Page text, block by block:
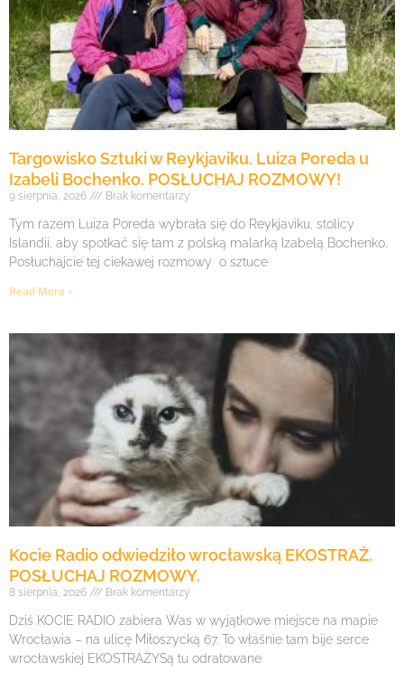
Targowisko Sztuki w Reykjaviku. Luiza Poreda u
Izabeli Bochenko. POSŁUCHAJ ROZMOWY!
9 sierpnia, 2026 Brak komentarzy
Tym razem Luiza Poreda wybrała się do Reykjaviku, stolicy
Islandii, aby spotkać się tam z polską malarką Izabelą Bochenko.
Posłuchajcie tej ciekawej rozmowy o sztuce
Read More »
Kocie Radio odwiedziło wrocławską EKOSTRAŻ.
POSŁUCHAJ ROZMOWY.
8 sierpnia, 2026 Brak komentarzy
Dziś KOCIE RADIO zabiera Was w wyjątkowe miejsce na mapie
Wrocławia – na ulicę Miłoszycką 67. To właśnie tam bije serce
wrocławskiej EKOSTRAŻYSą tu odratowane